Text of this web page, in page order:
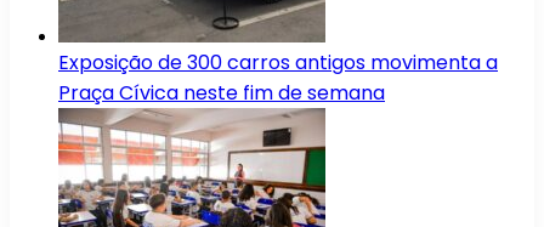
Exposição de 300 carros antigos movimenta a
Praça Cívica neste fim de semana